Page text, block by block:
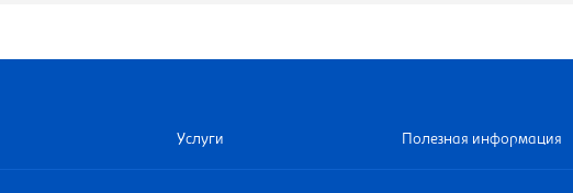
Услуги Полезная информация